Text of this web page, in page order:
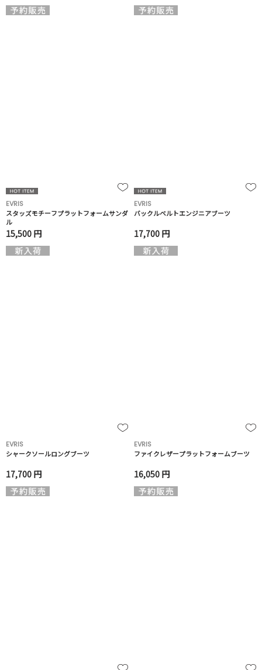
EVRIS
スタッズモチーフプラットフォームサンダ
ル
15,500 円
EVRIS
バックルベルトエンジニアブーツ
17,700 円
EVRIS
シャークソールロングブーツ
17,700 円
EVRIS
ファイクレザープラットフォームブーツ
16,050 円